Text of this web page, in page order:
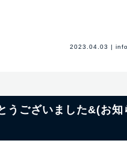
2023.04.03 | info
うございました&(お知